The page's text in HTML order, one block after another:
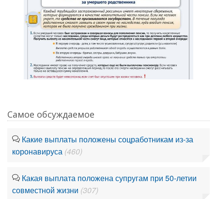
Самое обсуждаемое
Какие выплаты положены соцработникам из-за
коронавируса (460)
Какая выплата положена супругам при 50-летии
совместной жизни (307)